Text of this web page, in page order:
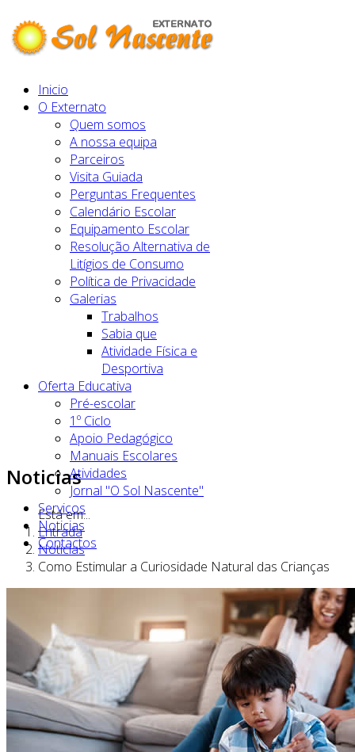
Inicio
O Externato
Quem somos
A nossa equipa
Parceiros
Visita Guiada
Perguntas Frequentes
Calendário Escolar
Equipamento Escolar
Resolução Alternativa de
Litígios de Consumo
Política de Privacidade
Galerias
Trabalhos
Sabia que
Atividade Física e
Desportiva
Oferta Educativa
Pré-escolar
1º Ciclo
Apoio Pedagógico
Manuais Escolares
Atividades
Jornal "O Sol Nascente"
Serviços
Noticias
Contactos
Noticias
Está em...
Entrada
Noticias
Como Estimular a Curiosidade Natural das Crianças